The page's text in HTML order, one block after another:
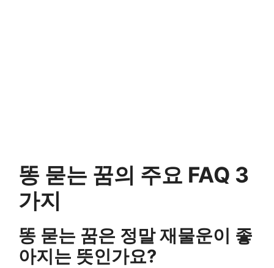
똥 묻는 꿈의 주요 FAQ 3
가지
똥 묻는 꿈은 정말 재물운이 좋
아지는 뜻인가요?